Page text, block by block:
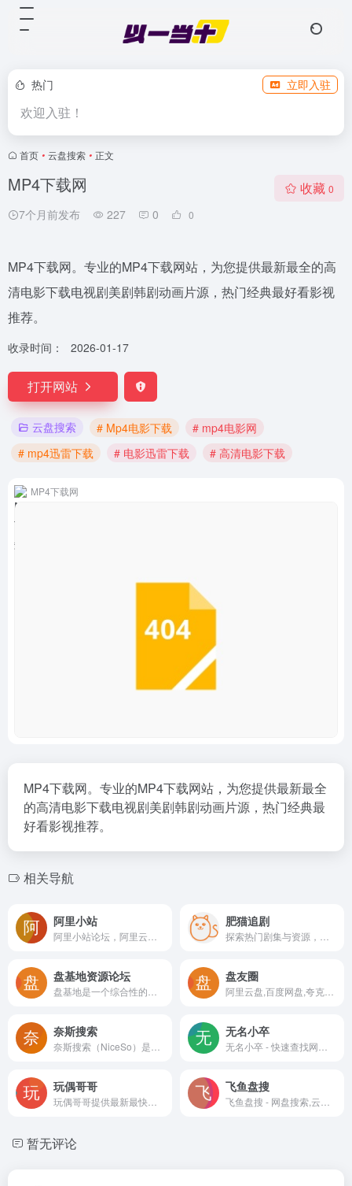
热门 立即入驻
欢迎入驻！
首页 • 云盘搜索 • 正文
MP4下载网
7个月前发布 227 0 0
收藏 0
MP4下载网。专业的MP4下载网站，为您提供最新最全的高
清电影下载电视剧美剧韩剧动画片源，热门经典最好看影视
推荐。
收录时间： 2026-01-17
打开网站
云盘搜索 # Mp4电影下载
# mp4电影网
# mp4迅雷下载
# 电影迅雷下载 # 高清电影下载
MP4下载网
MP4下载网。专业的MP4下载网站，为您提供最新最全
的高清电影下载电视剧美剧韩剧动画片源，热门经典最
好看影视推荐。
相关导航
阿里小站 肥猫追剧
盘基地资源论坛 盘友圈
奈斯搜索 无名小卒
玩偶哥哥 飞鱼盘搜
暂无评论